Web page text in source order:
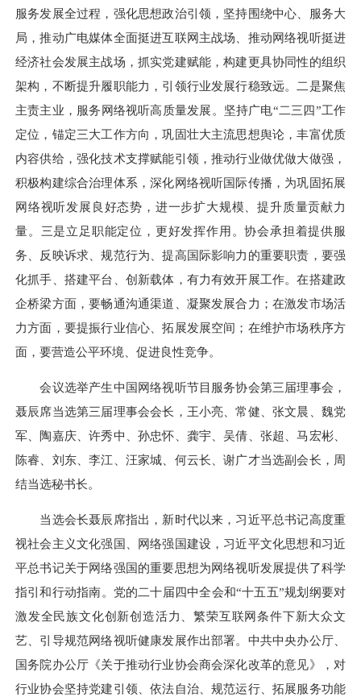
服务发展全过程，强化思想政治引领，坚持围绕中心、服务大
局，推动广电媒体全面挺进互联网主战场、推动网络视听挺进
经济社会发展主战场，抓实党建赋能，构建更具协同性的组织
架构，不断提升履职能力，引领行业发展行稳致远。二是聚焦
主责主业，服务网络视听高质量发展。坚持广电“二三四”工作
定位，锚定三大工作方向，巩固壮大主流思想舆论，丰富优质
内容供给，强化技术支撑赋能引领，推动行业做优做大做强，
积极构建综合治理体系，深化网络视听国际传播，为巩固拓展
网络视听发展良好态势，进一步扩大规模、提升质量贡献力
量。三是立足职能定位，更好发挥作用。协会承担着提供服
务、反映诉求、规范行为、提高国际影响力的重要职责，要强
化抓手、搭建平台、创新载体，有力有效开展工作。在搭建政
企桥梁方面，要畅通沟通渠道、凝聚发展合力；在激发市场活
力方面，要提振行业信心、拓展发展空间；在维护市场秩序方
面，要营造公平环境、促进良性竞争。
会议选举产生中国网络视听节目服务协会第三届理事会，
聂辰席当选第三届理事会会长，王小亮、常健、张文晨、魏党
军、陶嘉庆、许秀中、孙忠怀、龚宇、吴倩、张超、马宏彬、
陈睿、刘东、李江、汪家城、何云长、谢广才当选副会长，周
结当选秘书长。
当选会长聂辰席指出，新时代以来，习近平总书记高度重
视社会主义文化强国、网络强国建设，习近平文化思想和习近
平总书记关于网络强国的重要思想为网络视听发展提供了科学
指引和行动指南。党的二十届四中全会和“十五五”规划纲要对
激发全民族文化创新创造活力、繁荣互联网条件下新大众文
艺、引导规范网络视听健康发展作出部署。中共中央办公厅、
国务院办公厅《关于推动行业协会商会深化改革的意见》，对
行业协会坚持党建引领、依法自治、规范运行、拓展服务功能